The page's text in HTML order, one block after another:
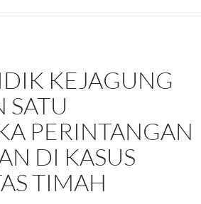
KEJAGUNG
SATU
PERINTANGAN
DI KASUS
TIMAH